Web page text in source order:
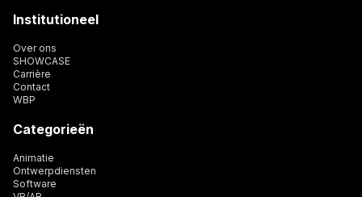
Institutioneel
Over ons
SHOWCASE
Carrière
Contact
WBP
Categorieën
Animatie
Ontwerpdiensten
Software